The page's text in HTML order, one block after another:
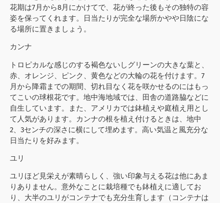
花期は7月から8月にかけてで、花が終った後もその独特の容
姿を保ってくれます。日当たりが完全な場所かやや日陰にな
る場所に置きましょう。
カンナ
トロピカルな感じのする褐色ないしグリーンの大きな葉と、
赤、オレンジ、ピンク、黄色などの大輪の花を付けます。7
月から降霜までの期間、切れ目なく花を咲かせるのにはもっ
てこいの球根花です。地中海地域では、田舎の道路脇などに
自生しています。また、アメリカでは鉢植えや庭植え用とし
て人気があります。カンナの根を植え付けるときは、地中
2、3センチの深さに横にして埋めます。高い気温と風充分な
日当たりを好みます。
ユリ
ユリほど見栄えが素晴らしく、強い印象与える花は他にあま
りありません。意外なことに栽培種でも鉢植えに適してお
り、大半のユリがコンテナでも充分生育します（コンテナは